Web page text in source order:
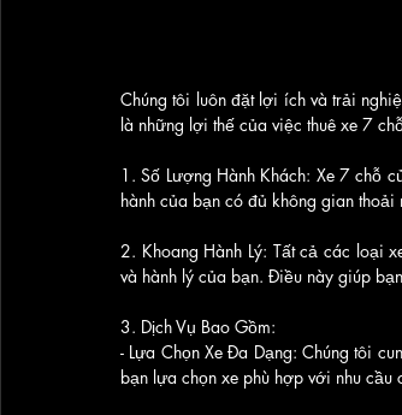
Chúng tôi luôn đặt lợi ích và trải
là những lợi thế của việc thuê xe 7
1. Số Lượng Hành Khách: Xe 7 chỗ
hành của bạn có đủ không gian thoải
2. Khoang Hành Lý: Tất cả các loại
và hành lý của bạn. Điều này giúp
3. Dịch Vụ Bao Gồm:
- Lựa Chọn Xe Đa Dạng: Chúng tôi
bạn lựa chọn xe phù hợp với nhu cầu